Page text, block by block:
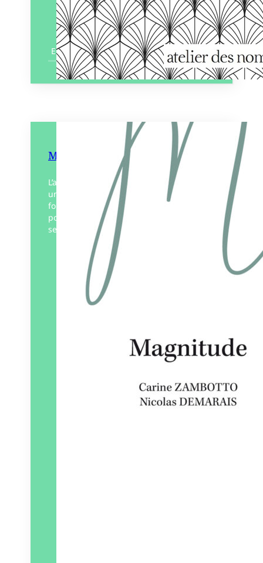
En savoir plus
Magnitude
L’annonce du handicap de son enfant est
un séisme d’une indicible magnitude. La
forme poétique choisie par les auteurs
pour décrire ce bouleversement rend
sensible comme rarement le…
Éditeur : Éditions d’un
Monde à l’Autre
Paru le01/12/2022